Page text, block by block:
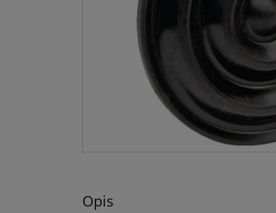
Opis